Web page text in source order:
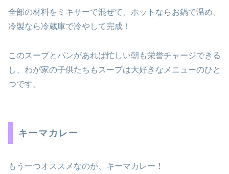
全部の材料をミキサーで混ぜて、ホットならお鍋で温め、
冷製なら冷蔵庫で冷やして完成！
このスープとパンがあれば忙しい朝も栄誉チャージできる
し、わが家の子供たちもスープは大好きなメニューのひと
つです。
キーマカレー
もう一つオススメなのが、キーマカレー！